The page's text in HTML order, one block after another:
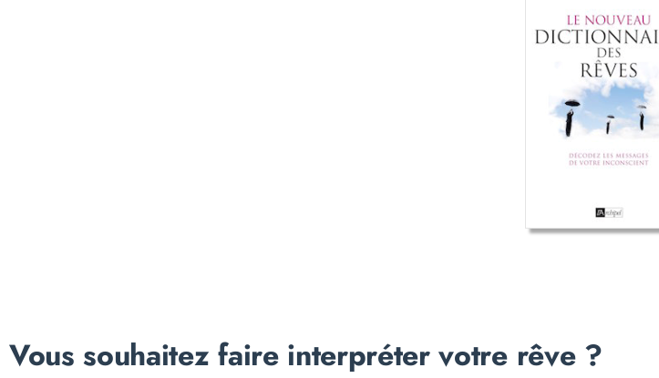
Vous souhaitez faire interpréter votre rêve ?